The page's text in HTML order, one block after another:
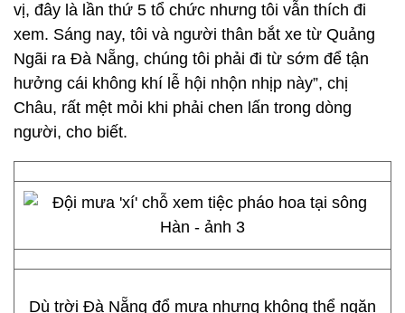
vị, đây là lần thứ 5 tổ chức nhưng tôi vẫn thích đi
xem. Sáng nay, tôi và người thân bắt xe từ Quảng
Ngãi ra Đà Nẵng, chúng tôi phải đi từ sớm để tận
hưởng cái không khí lễ hội nhộn nhịp này”, chị
Châu, rất mệt mỏi khi phải chen lấn trong dòng
người, cho biết.
Dù trời Đà Nẵng đổ mưa nhưng không thể ngăn